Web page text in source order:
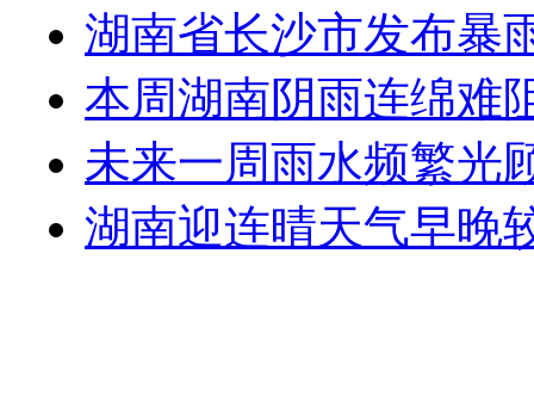
湖南省长沙市发布暴
本周湖南阴雨连绵难
未来一周雨水频繁光
湖南迎连晴天气早晚